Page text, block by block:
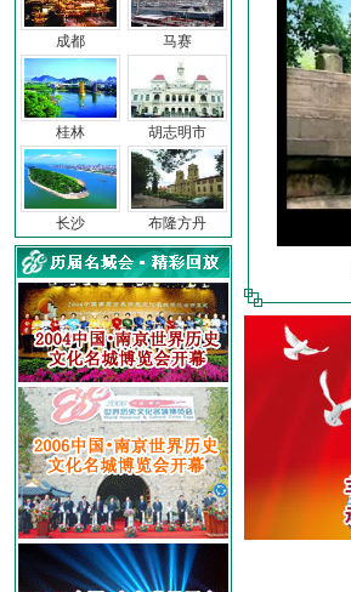
成都
桂林
长沙
马赛
胡志明市
布隆方丹